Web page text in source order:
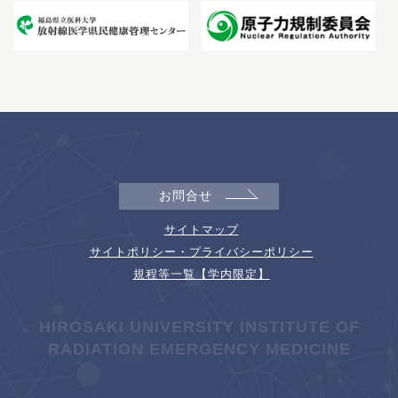
お問合せ
サイトマップ
サイトポリシー・プライバシーポリシー
規程等一覧【学内限定】
HIROSAKI UNIVERSITY INSTITUTE OF
RADIATION EMERGENCY MEDICINE